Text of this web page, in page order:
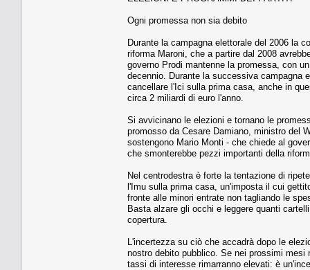
Ogni promessa non sia debito
Durante la campagna elettorale del 2006 la
riforma Maroni, che a partire dal 2008
governo Prodi mantenne la promessa, con
decennio. Durante la successiva campagna
cancellare l'Ici sulla prima casa, anche in
circa 2 miliardi di euro l'anno.
Si avvicinano le elezioni e tornano le
promosso da Cesare Damiano, ministro del
sostengono Mario Monti - che chiede al
che smonterebbe pezzi importanti della
Nel centrodestra è forte la tentazione di
l'Imu sulla prima casa, un'imposta il cui
fronte alle minori entrate non tagliando le
Basta alzare gli occhi e leggere quanti
copertura.
L'incertezza su ciò che accadrà dopo le
nostro debito pubblico. Se nei prossimi
tassi di interesse rimarranno elevati: è